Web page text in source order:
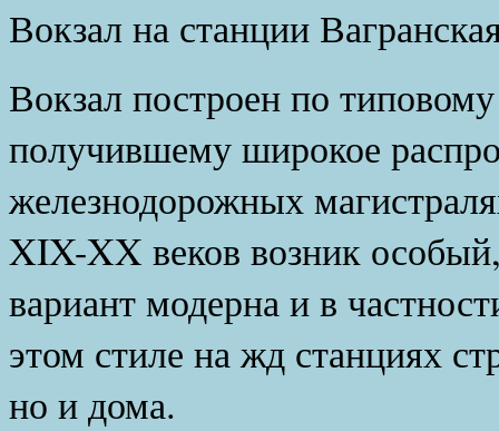
Вокзал на станции
Вокзал построен по
получившему широкое
железнодорожных
XIX-XX веков возник
вариант модерна и в
этом стиле на жд станциях
но и дома.